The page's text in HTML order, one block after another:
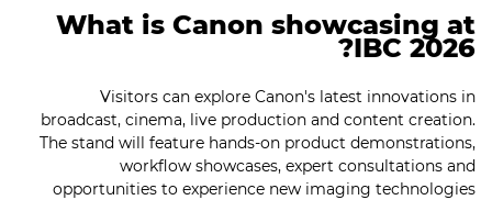
What is Canon showcasing at
IBC 2026?
Visitors can explore Canon's latest innovations in
broadcast, cinema, live production and content creation.
The stand will feature hands-on product demonstrations,
workflow showcases, expert consultations and
opportunities to experience new imaging technologies